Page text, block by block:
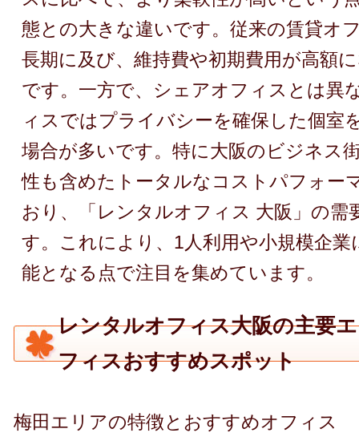
態との大きな違いです。従来の賃貸オ
長期に及び、維持費や初期費用が高額
です。一方で、シェアオフィスとは異
ィスではプライバシーを確保した個室
場合が多いです。特に大阪のビジネス
性も含めたトータルなコストパフォー
おり、「レンタルオフィス 大阪」の需
す。これにより、1人利用や小規模企業
能となる点で注目を集めています。
レンタルオフィス大阪の主要
フィスおすすめスポット
梅田エリアの特徴とおすすめオフィス